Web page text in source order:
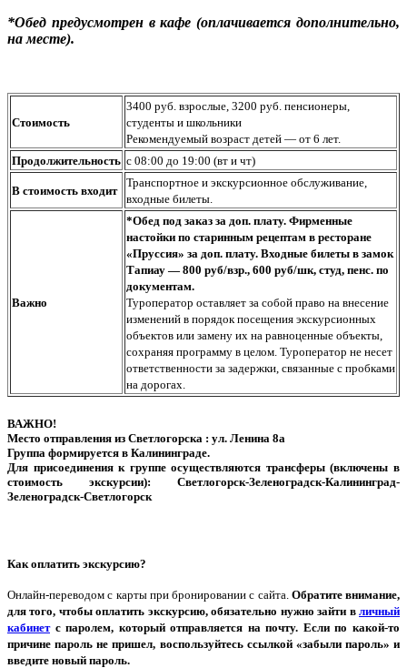
*Обед предусмотрен в кафе (оплачивается дополнительно,
на месте).
Стоимость
3400 руб. взрослые, 3200 руб. пенсионеры,
студенты и школьники
Рекомендуемый возраст детей — от 6 лет.
Продолжительность с 08:00 до 19:00 (вт и чт)
В стоимость входит
Транспортное и экскурсионное обслуживание,
входные билеты.
Важно
*Обед под заказ за доп. плату. Фирменные
настойки по старинным рецептам в ресторане
«Пруссия» за доп. плату. Входные билеты в замок
Тапиау — 800 руб/взр., 600 руб/шк, студ, пенс. по
документам.
Туроператор оставляет за собой право на внесение
изменений в порядок посещения экскурсионных
объектов или замену их на равноценные объекты,
сохраняя программу в целом. Туроператор не несет
ответственности за задержки, связанные с пробками
на дорогах.
ВАЖНО!
Место отправления из Светлогорска : ул. Ленина 8а
Группа формируется в Калининграде.
Для присоединения к группе осуществляются трансферы (включены в
стоимость экскурсии): Светлогорск-Зеленоградск-Калининград-
Зеленоградск-Светлогорск
Как оплатить экскурсию?
Онлайн-переводом с карты при бронировании с сайта. Обратите внимание,
для того, чтобы оплатить экскурсию, обязательно нужно зайти в личный
кабинетс паролем, который отправляется на почту. Если по какой-то
причине пароль не пришел, воспользуйтесь ссылкой «забыли пароль» и
введите новый пароль.